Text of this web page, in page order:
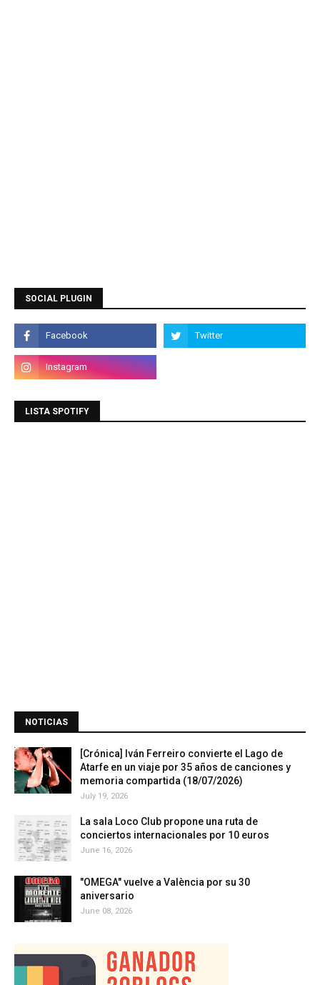
SOCIAL PLUGIN
LISTA SPOTIFY
NOTICIAS
[Crónica] Iván Ferreiro convierte el Lago de
Atarfe en un viaje por 35 años de canciones y
memoria compartida (18/07/2026)
July 19, 2026
La sala Loco Club propone una ruta de
conciertos internacionales por 10 euros
June 16, 2026
"OMEGA" vuelve a València por su 30
aniversario
June 08, 2026